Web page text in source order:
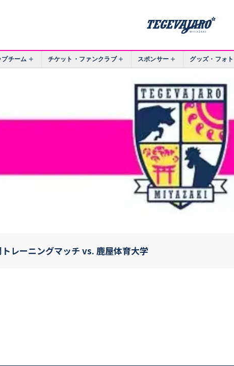
プチーム チケット・ファンクラブ スポンサー グッズ・フォト
トレーニングマッチ vs. 鹿屋体育大学